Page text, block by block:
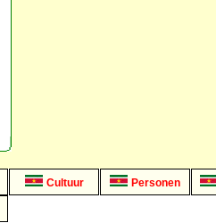
Cultuur Personen